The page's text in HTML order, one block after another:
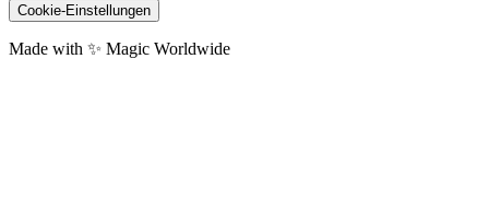
Cookie-Einstellungen
Made with ✨ Magic Worldwide